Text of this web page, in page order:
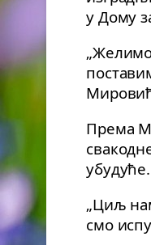
у Дому
Према
убудуће.
„Циљ
смо